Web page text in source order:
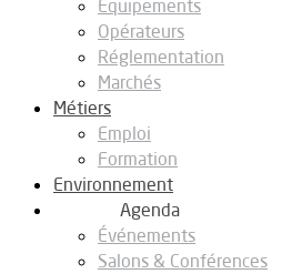
Equipements
Opérateurs
Réglementation
Marchés
Métiers
Emploi
Formation
Environnement
Agenda
Événements
Salons & Conférences